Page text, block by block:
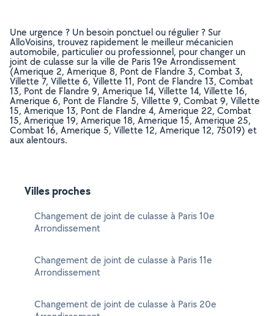
Une urgence ? Un besoin ponctuel ou régulier ? Sur
AlloVoisins, trouvez rapidement le meilleur mécanicien
automobile, particulier ou professionnel, pour changer un
joint de culasse sur la ville de Paris 19e Arrondissement
(Amerique 2, Amerique 8, Pont de Flandre 3, Combat 3,
Villette 7, Villette 6, Villette 11, Pont de Flandre 13, Combat
13, Pont de Flandre 9, Amerique 14, Villette 14, Villette 16,
Amerique 6, Pont de Flandre 5, Villette 9, Combat 9, Villette
15, Amerique 13, Pont de Flandre 4, Amerique 22, Combat
15, Amerique 19, Amerique 18, Amerique 15, Amerique 25,
Combat 16, Amerique 5, Villette 12, Amerique 12, 75019) et
aux alentours.
Villes proches
Changement de joint de culasse à Paris 10e
Arrondissement
Changement de joint de culasse à Paris 11e
Arrondissement
Changement de joint de culasse à Paris 20e